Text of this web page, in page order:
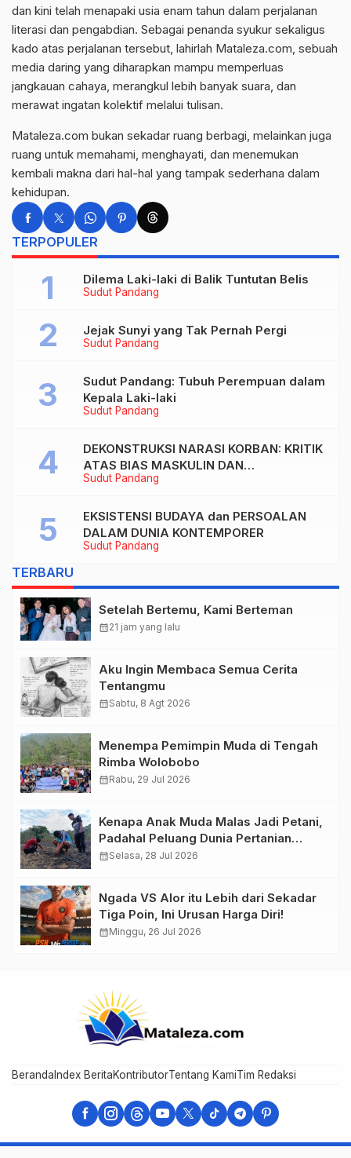
dan kini telah menapaki usia enam tahun dalam perjalanan
literasi dan pengabdian. Sebagai penanda syukur sekaligus
kado atas perjalanan tersebut, lahirlah Mataleza.com, sebuah
media daring yang diharapkan mampu memperluas
jangkauan cahaya, merangkul lebih banyak suara, dan
merawat ingatan kolektif melalui tulisan.
Mataleza.com bukan sekadar ruang berbagi, melainkan juga
ruang untuk memahami, menghayati, dan menemukan
kembali makna dari hal-hal yang tampak sederhana dalam
kehidupan.
TERPOPULER
Sudut Pandang
Dilema Laki-laki di Balik Tuntutan Belis
Sudut Pandang
Jejak Sunyi yang Tak Pernah Pergi
Sudut Pandang
Sudut Pandang: Tubuh Perempuan dalam
Kepala Laki-laki
Sudut Pandang
DEKONSTRUKSI NARASI KORBAN: KRITIK
ATAS BIAS MASKULIN DAN
OBJEKTIVIKASI PEREMPUAN DALAM
TUNTUTAN BELIS” KARYA AGUSTINUS
S. SASMITA
Sudut Pandang
EKSISTENSI BUDAYA dan PERSOALAN
DALAM DUNIA KONTEMPORER
TERBARU
Setelah Bertemu, Kami Berteman
calendar_month21 jam yang lalu
Aku Ingin Membaca Semua Cerita
Tentangmu
calendar_monthSabtu, 8 Agt 2026
Menempa Pemimpin Muda di Tengah
Rimba Wolobobo
calendar_monthRabu, 29 Jul 2026
Kenapa Anak Muda Malas Jadi Petani,
Padahal Peluang Dunia Pertanian
Menjanjikan?
calendar_monthSelasa, 28 Jul 2026
Ngada VS Alor itu Lebih dari Sekadar
Tiga Poin, Ini Urusan Harga Diri!
calendar_monthMinggu, 26 Jul 2026
Beranda Index BeritaKontributorTentang KamiTim Redaksi